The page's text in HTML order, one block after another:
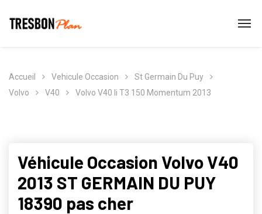
Accueil Vehicule Occasion
St Germain Du Puy
Volvo
V40 Volvo V40 Ii T3 150 Momentum 2013
Véhicule Occasion Volvo V40
2013 ST GERMAIN DU PUY
18390 pas cher